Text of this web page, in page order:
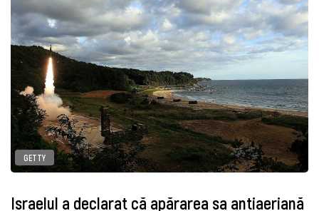
GETTY
Israelul a declarat că apărarea sa antiaeriană